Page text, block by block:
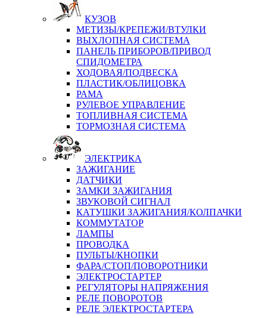
КУЗОВ
МЕТИЗЫ/КРЕПЕЖИ/ВТУЛКИ
ВЫХЛОПНАЯ СИСТЕМА
ПАНЕЛЬ ПРИБОРОВ/ПРИВОД
СПИДОМЕТРА
ХОДОВАЯ/ПОДВЕСКА
ПЛАСТИК/ОБЛИЦОВКА
РАМА
РУЛЕВОЕ УПРАВЛЕНИЕ
ТОПЛИВНАЯ СИСТЕМА
ТОРМОЗНАЯ СИСТЕМА
ЭЛЕКТРИКА
ЗАЖИГАНИЕ
ДАТЧИКИ
ЗАМКИ ЗАЖИГАНИЯ
ЗВУКОВОЙ СИГНАЛ
КАТУШКИ ЗАЖИГАНИЯ/КОЛПАЧКИ
КОММУТАТОР
ЛАМПЫ
ПРОВОДКА
ПУЛЬТЫ/КНОПКИ
ФАРА/СТОП/ПОВОРОТНИКИ
ЭЛЕКТРОСТАРТЕР
РЕГУЛЯТОРЫ НАПРЯЖЕНИЯ
РЕЛЕ ПОВОРОТОВ
РЕЛЕ ЭЛЕКТРОСТАРТЕРА